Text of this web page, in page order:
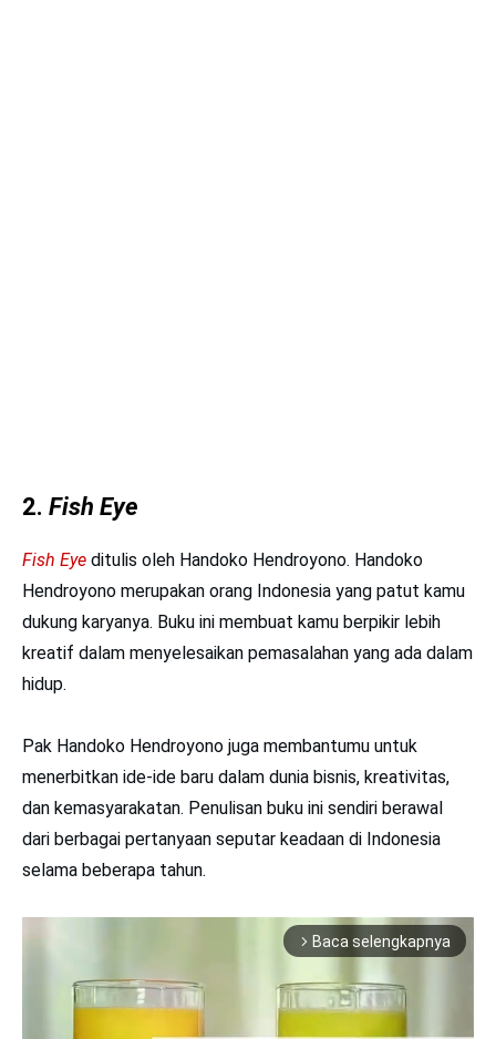
2. Fish Eye
Fish Eye ditulis oleh Handoko Hendroyono. Handoko
Hendroyono merupakan orang Indonesia yang patut kamu
dukung karyanya. Buku ini membuat kamu berpikir lebih
kreatif dalam menyelesaikan pemasalahan yang ada dalam
hidup.
Pak Handoko Hendroyono juga membantumu untuk
menerbitkan ide-ide baru dalam dunia bisnis, kreativitas,
dan kemasyarakatan. Penulisan buku ini sendiri berawal
dari berbagai pertanyaan seputar keadaan di Indonesia
selama beberapa tahun.
arrow_forward_ios Baca selengkapnya